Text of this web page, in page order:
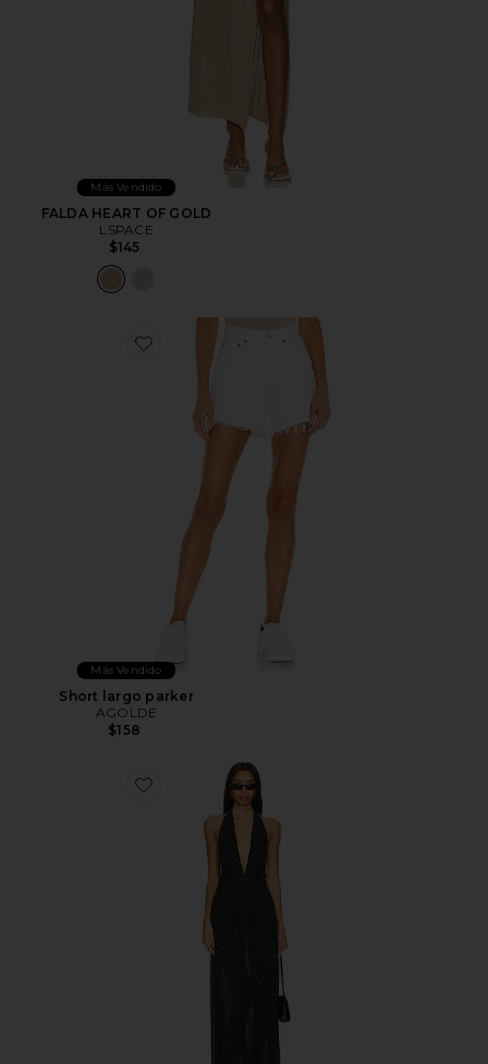
Más Vendido
FALDA HEART OF GOLD
LSPACE
$145
Favorite Short largo parker
Más Vendido
Short largo parker
AGOLDE
$158
Favorite MAXIVESTIDO DISTRICT